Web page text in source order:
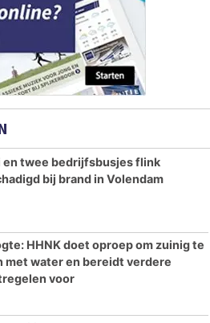
en twee bedrijfsbusjes flink
bij brand in Volendam
HHNK doet oproep om zuinig te
met water en bereidt verdere
voor